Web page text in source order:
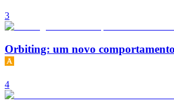
3
Orbiting: um novo comportamento
4